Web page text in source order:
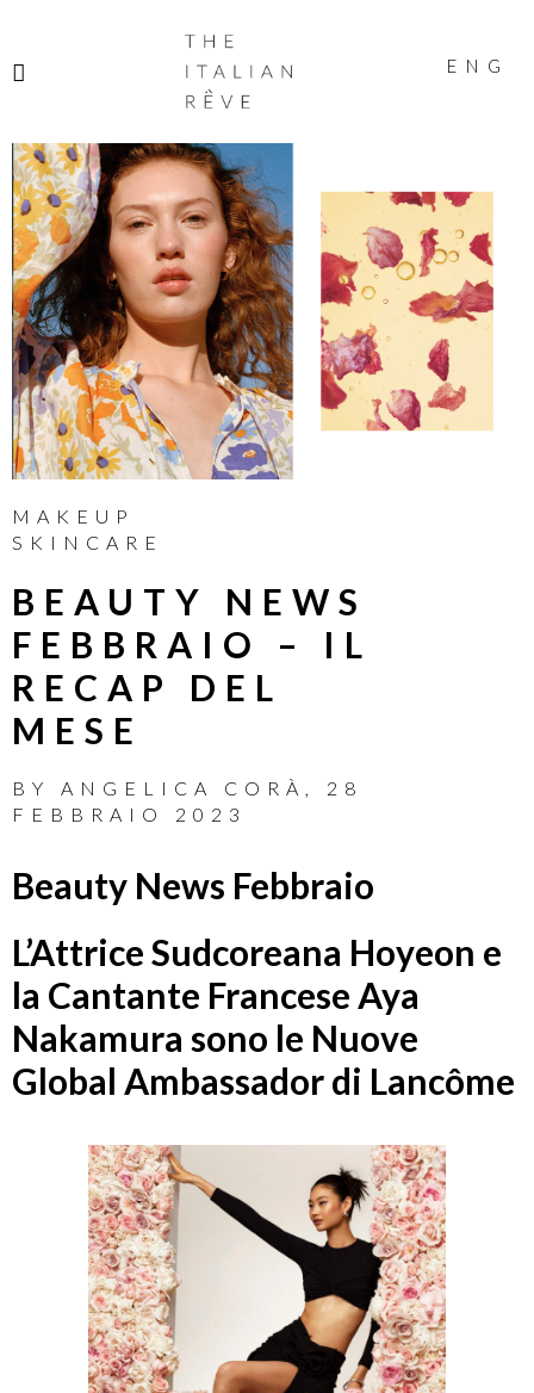
ITALIAN
RÊVE
ENG
MAKEUP
SKINCARE
BEAUTY NEWS
FEBBRAIO – IL
RECAP DEL
MESE
BY ANGELICA CORÀ
28
FEBBRAIO 2023
Beauty News Febbraio
L’Attrice Sudcoreana Hoyeon e
la Cantante Francese Aya
Nakamura sono le Nuove
Global Ambassador di Lancôme